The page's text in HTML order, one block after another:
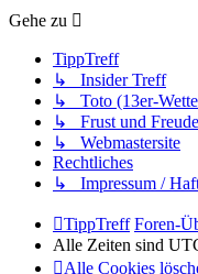
Gehe zu
TippTreff
↳ Insider Treff
↳ Toto (13er-
↳ Frust und Freude
↳ Webmastersite
Rechtliches
↳ Impressum /
TippTreff Foren-
Alle Zeiten sind
Alle Cookies